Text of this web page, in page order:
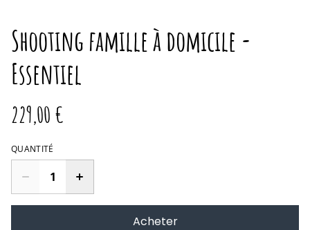
Shooting famille à domicile -
Essentiel
229,00 €
QUANTITÉ
Acheter